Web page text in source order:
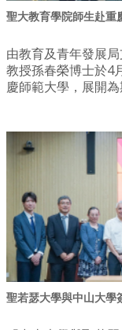
聖大教育學院師生赴重
由教育及青年發展
教授孫春榮博士於4
慶師範大學，展開為
聖若瑟大學與中山大